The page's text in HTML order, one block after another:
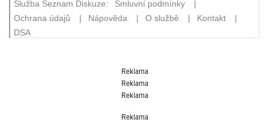
Reklama
Reklama
Reklama
Reklama